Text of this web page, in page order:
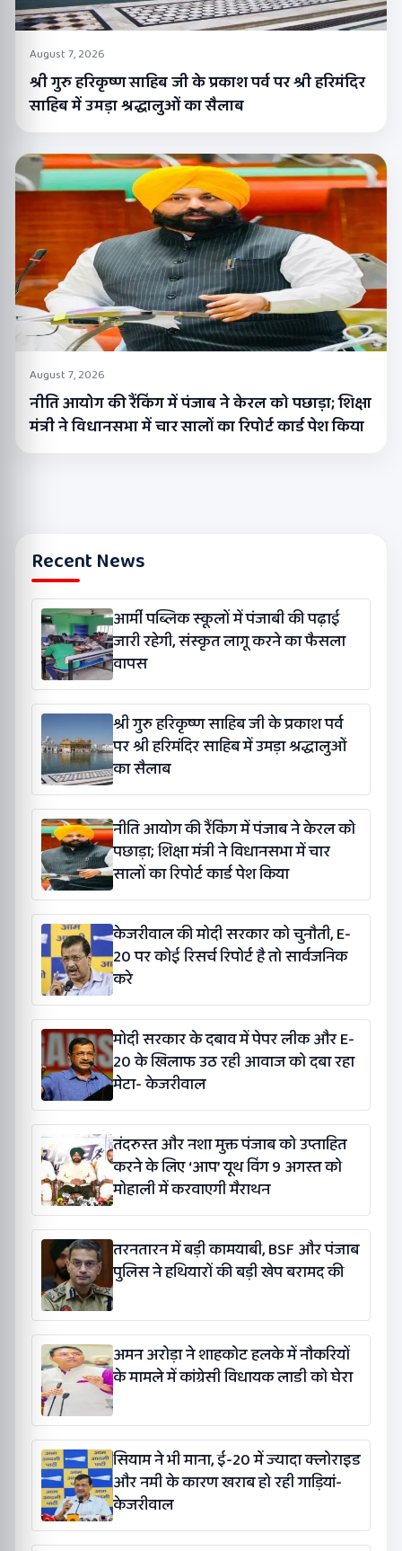
August 7, 2026
श्री गुरु हरिकृष्ण साहिब जी के प्रकाश पर्व पर श्री हरिमंदिर
साहिब में उमड़ा श्रद्धालुओं का सैलाब
August 7, 2026
नीति आयोग की रैंकिंग में पंजाब ने केरल को पछाड़ा; शिक्षा
मंत्री ने विधानसभा में चार सालों का रिपोर्ट कार्ड पेश किया
Recent News
आर्मी पब्लिक स्कूलों में पंजाबी की पढ़ाई
जारी रहेगी, संस्कृत लागू करने का फैसला
वापस
श्री गुरु हरिकृष्ण साहिब जी के प्रकाश पर्व
पर श्री हरिमंदिर साहिब में उमड़ा श्रद्धालुओं
का सैलाब
नीति आयोग की रैंकिंग में पंजाब ने केरल को
पछाड़ा; शिक्षा मंत्री ने विधानसभा में चार
सालों का रिपोर्ट कार्ड पेश किया
केजरीवाल की मोदी सरकार को चुनौती, E-
20 पर कोई रिसर्च रिपोर्ट है तो सार्वजनिक
करे
मोदी सरकार के दबाव में पेपर लीक और E-
20 के खिलाफ उठ रही आवाज को दबा रहा
मेटा- केजरीवाल
तंदरुस्त और नशा मुक्त पंजाब को उप्ताहित
करने के लिए ‘आप’ यूथ विंग 9 अगस्त को
मोहाली में करवाएगी मैराथन
तरनतारन में बड़ी कामयाबी, BSF और पंजाब
पुलिस ने हथियारों की बड़ी खेप बरामद की
अमन अरोड़ा ने शाहकोट हलके में नौकरियों
के मामले में कांग्रेसी विधायक लाडी को घेरा
सियाम ने भी माना, ई-20 में ज्यादा क्लोराइड
और नमी के कारण खराब हो रही गाड़ियां-
केजरीवाल